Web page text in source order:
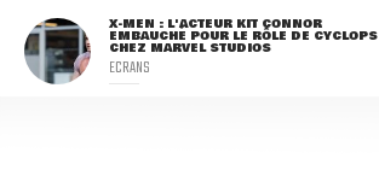
X-MEN : L'ACTEUR KIT CONNOR
EMBAUCHÉ POUR LE RÔLE DE CYCLOPS
CHEZ MARVEL STUDIOS
ECRANS